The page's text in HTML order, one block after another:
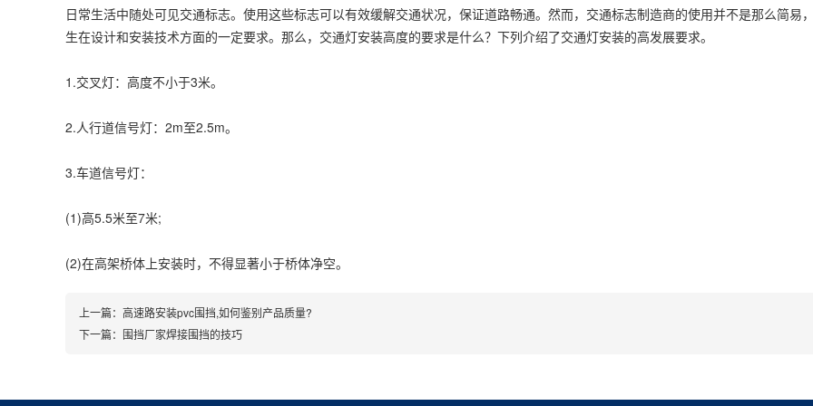
日常生活中随处可见交通标志。使用这些标志可以有效缓解交通状况，保证道路畅通。然而，交通标志制造商的使用并不是那么简易
生在设计和安装技术方面的一定要求。那么，交通灯安装高度的要求是什么？下列介绍了交通灯安装的高发展要求。
1.交叉灯：高度不小于3米。
2.人行道信号灯：2m至2.5m。
3.车道信号灯：
(1)高5.5米至7米;
(2)在高架桥体上安装时，不得显著小于桥体净空。
上一篇： 高速路安装pvc围挡,如何鉴别产品质量?
下一篇： 围挡厂家焊接围挡的技巧